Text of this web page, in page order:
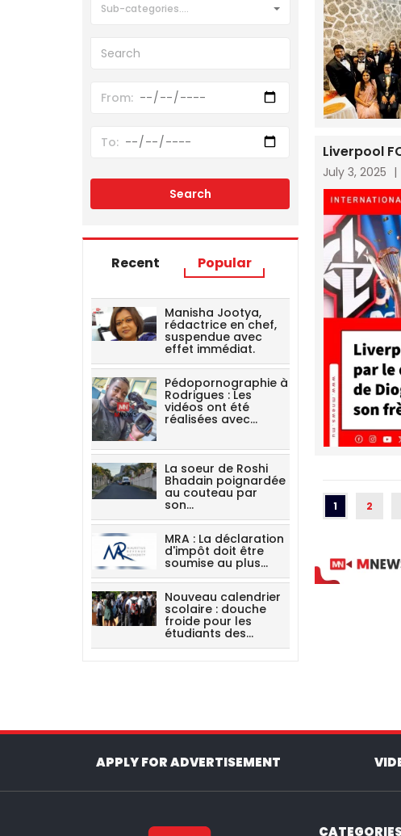
Sub-categories....
Recent Popular
Manisha Jootya,
rédactrice en chef,
suspendue avec
effet immédiat.
Pédopornographie à
Rodrigues : Les
vidéos ont été
réalisées avec…
La soeur de Roshi
Bhadain poignardée
au couteau par
son…
MRA : La déclaration
d'impôt doit être
soumise au plus…
Nouveau calendrier
scolaire : douche
froide pour les
étudiants des…
Liverpool
July 3, 2025 |
1(CURRENT)
2
APPLY FOR ADVERTISEMENT